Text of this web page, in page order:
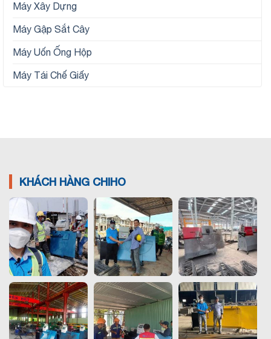
Máy Xây Dựng
Máy Gập Sắt Cây
Máy Uốn Ống Hộp
Máy Tái Chế Giấy
KHÁCH HÀNG CHIHO